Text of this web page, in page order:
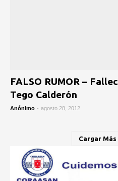
FALSO RUMOR –
Tego Calderón
Anónimo - agosto 28, 2012
Cargar